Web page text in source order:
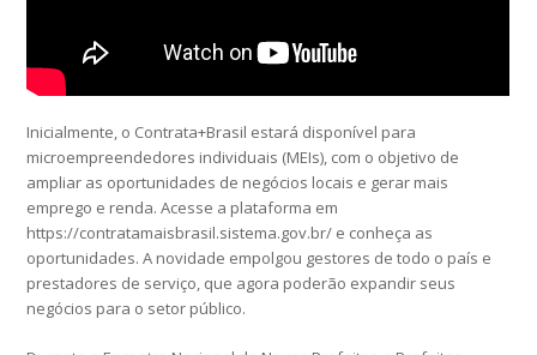
Inicialmente, o Contrata+Brasil estará disponível para
microempreendedores individuais (MEIs), com o objetivo de
ampliar as oportunidades de negócios locais e gerar mais
emprego e renda. Acesse a plataforma em
https://contratamaisbrasil.sistema.gov.br/ e conheça as
oportunidades. A novidade empolgou gestores de todo o país e
prestadores de serviço, que agora poderão expandir seus
negócios para o setor público.